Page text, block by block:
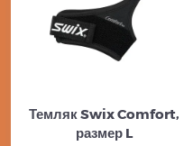
Темляк Swix Comfort,
размер L